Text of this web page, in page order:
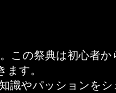
この祭典は初心者か
す。
識やパッションをシ